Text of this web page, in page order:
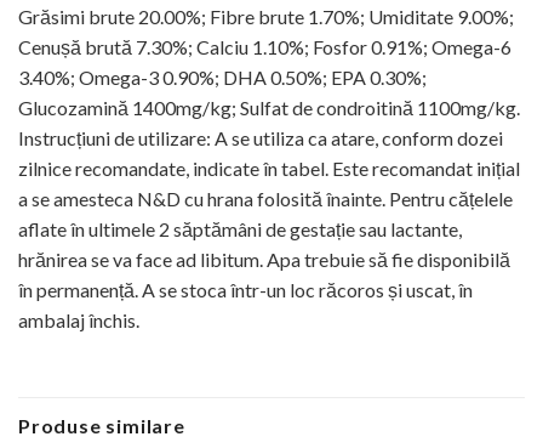
Grăsimi brute 20.00%; Fibre brute 1.70%; Umiditate 9.00%;
Cenușă brută 7.30%; Calciu 1.10%; Fosfor 0.91%; Omega-6
3.40%; Omega-3 0.90%; DHA 0.50%; EPA 0.30%;
Glucozamină 1400mg/kg; Sulfat de condroitină 1100mg/kg.
Instrucțiuni de utilizare: A se utiliza ca atare, conform dozei
zilnice recomandate, indicate în tabel. Este recomandat inițial
a se amesteca N&D cu hrana folosită înainte. Pentru cățelele
aflate în ultimele 2 săptămâni de gestație sau lactante,
hrănirea se va face ad libitum. Apa trebuie să fie disponibilă
în permanență. A se stoca într-un loc răcoros și uscat, în
ambalaj închis.
Produse similare